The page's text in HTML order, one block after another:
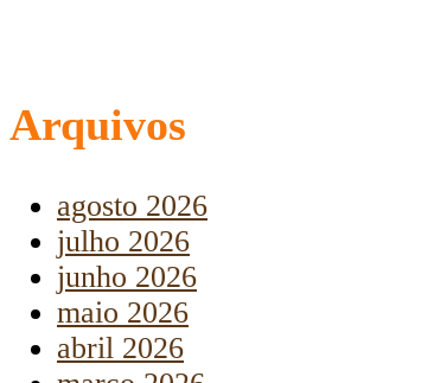
Arquivos
agosto 2026
julho 2026
junho 2026
maio 2026
abril 2026